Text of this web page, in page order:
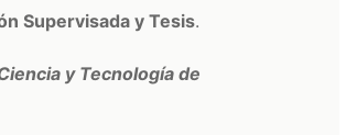
Supervisada y Tesis.
y Tecnología de